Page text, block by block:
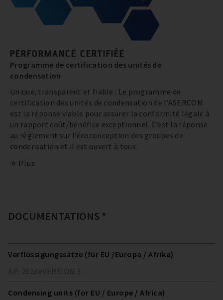
PERFORMANCE CERTIFIÉE
Programme de certification des unités de
condensation
Unique, transparent et fiable : Le programme de
certification des unités de condensation de l’ASERCOM
est la réponse viable pour assurer la conformité légale à
un rapport coût/bénéfice exceptionnel. C’est la réponse
au règlement sur l’écoconception des groupes de
condensation et il est ouvert à tous.
Plus
DOCUMENTATIONS *
Verflüssigungssätze (für EU /Europa / Afrika)
KP-261deVERSION 3
Condensing units (for EU / Europe / Africa)